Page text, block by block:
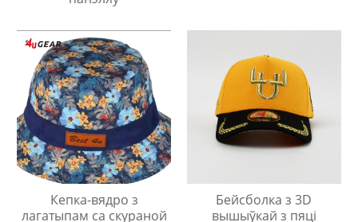
Кепка-вядро з
лагатыпам са скураной
Бейсболка з 3D
вышыўкай з пяці